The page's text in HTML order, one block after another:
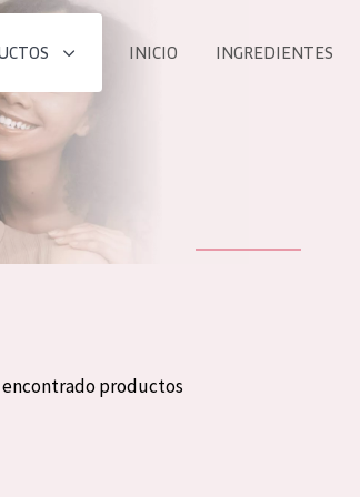
INICIO INGREDIENTES
encontrado productos